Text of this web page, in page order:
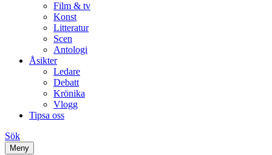
Film & tv
Konst
Litteratur
Scen
Antologi
Åsikter
Ledare
Debatt
Krönika
Vlogg
Tipsa oss
Sök
Meny